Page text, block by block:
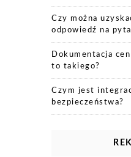
Czy można
odpowiedź na
Dokumentacja
to takiego?
Czym jest
bezpieczeństwa?